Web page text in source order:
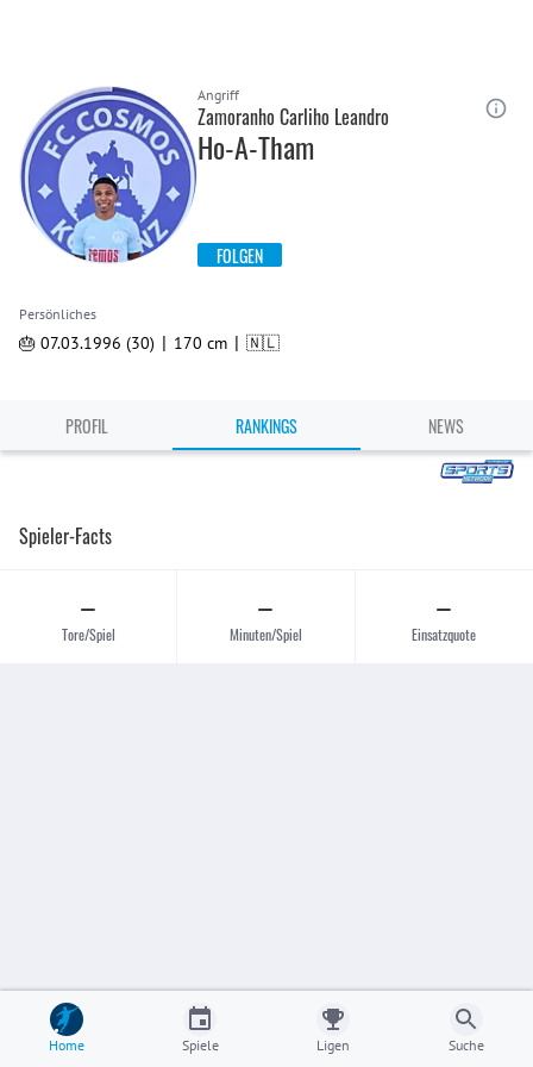
Angriff
Zamoranho Carliho Leandro
Ho-A-Tham
FOLGEN
Persönliches
🎂 07.03.1996 (30) | 170 cm | 🇳🇱
PROFIL RANKINGS NEWS
Spieler-Facts
–
Tore/Spiel
–
Minuten/Spiel
–
Einsatzquote
Home Spiele Ligen Suche